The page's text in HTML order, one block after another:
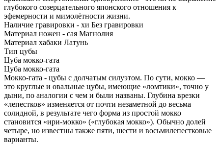
глубокого созерцательного японского отношения к
эфемерности и мимолётности жизни.
Наличие гравировки - хи Без гравировки
Материал ножен - сая Магнолия
Материал хабаки Латунь
Тип цубы
Цуба мокко-гата
Цуба мокко-гата
Мокко-гата - цубы с долчатым силуэтом. По сути, мокко —
это круглые и овальные цубы, имеющие «ломтики», точно у
дыни, по аналогии с чем и были названы. Глубина врезки
«лепестков» изменяется от почти незаметной до весьма
солидной, в результате чего форма из простой мокко
становится «ири-мокко» («глубокая мокко»). Обычно долей
четыре, но известны также пяти, шести и восьмилепестковые
варианты.